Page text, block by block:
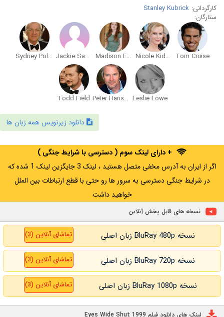
کارگردانی: Stanley Kubrick
ستارگان:
Tom Cruise
Nicole Kidman
Madison Eginton
Jackie Sawiris
Sydney Pollack
Leslie Lowe
Peter Hans Benson
Todd Field
دانلود زیرنویس همه زبان ها
+ دارای لینک سوم ( دسترسی با شرایط جنگی )
اگر از ایران به آدرس مخفی متصل هستید ، لینک 3 جایگزین لینک 1 شده که
در شرایط جنگی دسترسی به سرور ها رو حتی با قطع ارتباطات بین الملل
خواهید داشت
نسخه های قابل پخش آنلاین
نسخه BluRay 480p زبان اصلی تماشای آنلاین (3)
نسخه BluRay 720p زبان اصلی تماشای آنلاین (3)
نسخه BluRay 1080p زبان اصلی تماشای آنلاین (3)
لینک های دانلود فیلم Eyes Wide Shut 1999